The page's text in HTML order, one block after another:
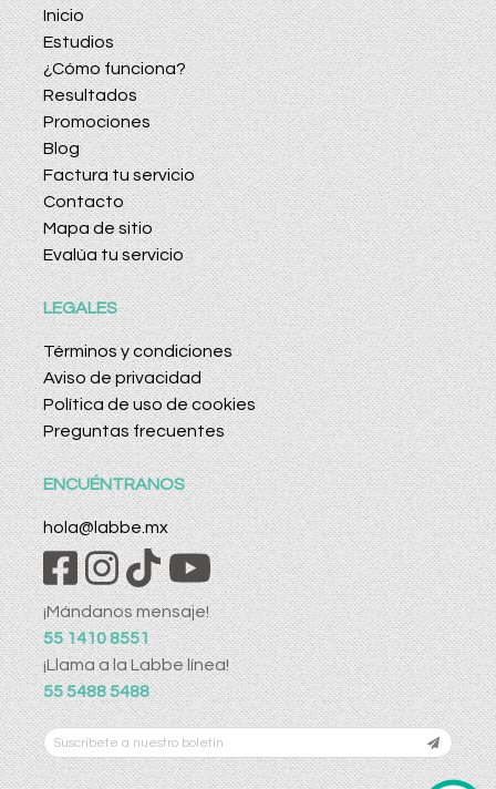
Inicio
Estudios
¿Cómo funciona?
Resultados
Promociones
Blog
Factura tu servicio
Contacto
Mapa de sitio
Evalúa tu servicio
LEGALES
Términos y condiciones
Aviso de privacidad
Política de uso de cookies
Preguntas frecuentes
ENCUÉNTRANOS
hola@labbe.mx
¡Mándanos mensaje!
55 1410 8551
¡Llama a la Labbe línea!
55 5488 5488